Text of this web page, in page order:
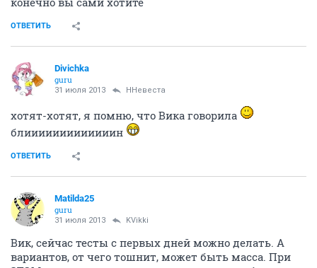
ОТВЕТИТЬ
Divichka
guru
31 июля 2013 ННевеста
хотят-хотят, я помню, что Вика говорила
блииииииииииииин
ОТВЕТИТЬ
Matilda25
guru
31 июля 2013 KVikki
Вик, сейчас тесты с первых дней можно делать. А
вариантов, от чего тошнит, может быть масса. При